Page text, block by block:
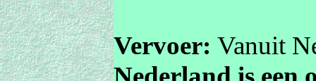
Vervoer: Vanuit